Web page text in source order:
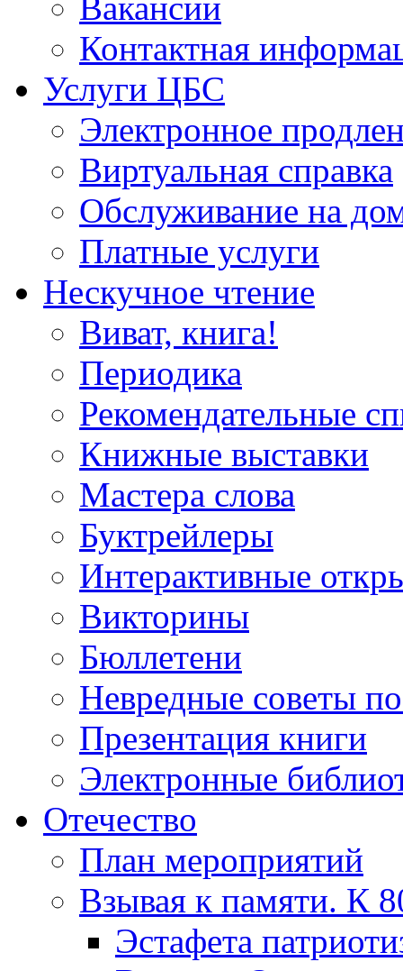
Контактная
Услуги ЦБС
Электронное
Виртуальная справка
Обслуживание на
Платные услуги
Нескучное чтение
Виват, книга!
Периодика
Рекомендательные
Книжные выставки
Мастера слова
Буктрейлеры
Интерактивные
Викторины
Бюллетени
Невредные советы
Презентация книги
Электронные
Отечество
План мероприятий
Взывая к памяти. К
Эcтафета